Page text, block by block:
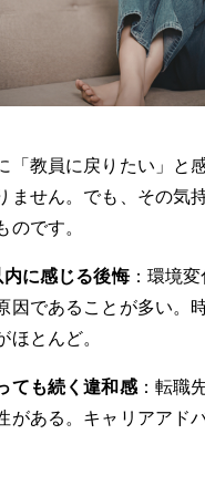
「教員に戻りたい」と
ません。でも、その気
のです。
に感じる後悔：環境変
因であることが多い。
ほとんど。
ても続く違和感：転職
がある。キャリアアド